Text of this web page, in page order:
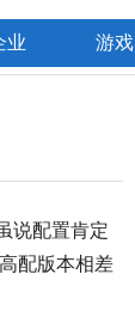
业 游戏
说配置肯定
配版本相差